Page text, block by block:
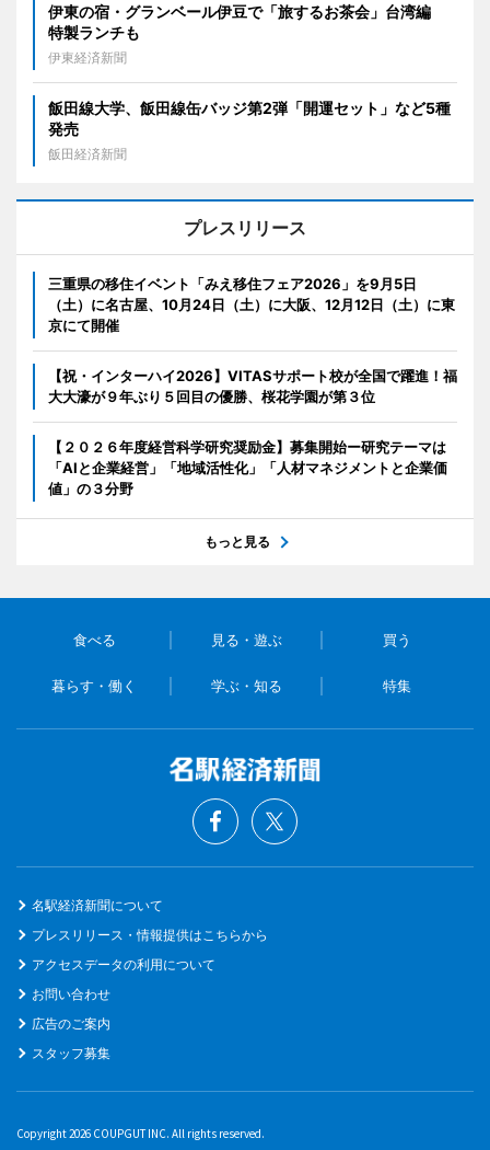
伊東の宿・グランベール伊豆で「旅するお茶会」台湾編
特製ランチも
伊東経済新聞
飯田線大学、飯田線缶バッジ第2弾「開運セット」など5種
発売
飯田経済新聞
プレスリリース
三重県の移住イベント「みえ移住フェア2026」を9月5日
（土）に名古屋、10月24日（土）に大阪、12月12日（土）に東
京にて開催
【祝・インターハイ2026】VITASサポート校が全国で躍進！福
大大濠が９年ぶり５回目の優勝、桜花学園が第３位
【２０２６年度経営科学研究奨励金】募集開始ー研究テーマは
「AIと企業経営」「地域活性化」「人材マネジメントと企業価
値」の３分野
もっと見る
食べる 見る・遊ぶ 買う
暮らす・働く 学ぶ・知る 特集
名駅経済新聞について
プレスリリース・情報提供はこちらから
アクセスデータの利用について
お問い合わせ
広告のご案内
スタッフ募集
Copyright 2026 COUPGUT INC. All rights reserved.